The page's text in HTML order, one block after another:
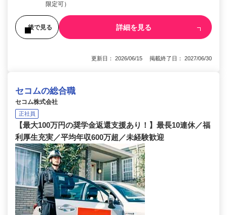
限定可）
後で見る 詳細を見る
更新日： 2026/06/15 掲載終了日： 2027/06/30
セコムの総合職
セコム株式会社
正社員
【最大100万円の奨学金返還支援あり！】最長10連休／福
利厚生充実／平均年収600万超／未経験歓迎